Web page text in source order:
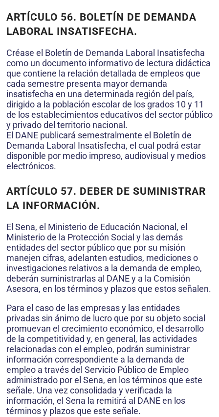
ARTÍCULO 56. BOLETÍN DE DEMANDA
LABORAL INSATISFECHA.
Créase el Boletín de Demanda Laboral Insatisfecha
como un documento informativo de lectura didáctica
que contiene la relación detallada de empleos que
cada semestre presenta mayor demanda
insatisfecha en una determinada región del país,
dirigido a la población escolar de los grados 10 y 11
de los establecimientos educativos del sector público
y privado del territorio nacional.
El DANE publicará semestralmente el Boletín de
Demanda Laboral Insatisfecha, el cual podrá estar
disponible por medio impreso, audiovisual y medios
electrónicos.
ARTÍCULO 57. DEBER DE SUMINISTRAR
LA INFORMACIÓN.
El Sena, el Ministerio de Educación Nacional, el
Ministerio de la Protección Social y las demás
entidades del sector público que por su misión
manejen cifras, adelanten estudios, mediciones o
investigaciones relativos a la demanda de empleo,
deberán suministrarlas al DANE y a la Comisión
Asesora, en los términos y plazos que estos señalen.
Para el caso de las empresas y las entidades
privadas sin ánimo de lucro que por su objeto social
promuevan el crecimiento económico, el desarrollo
de la competitividad y, en general, las actividades
relacionadas con el empleo, podrán suministrar
información correspondiente a la demanda de
empleo a través del Servicio Público de Empleo
administrado por el Sena, en los términos que este
señale. Una vez consolidada y verificada la
información, el Sena la remitirá al DANE en los
términos y plazos que este señale.